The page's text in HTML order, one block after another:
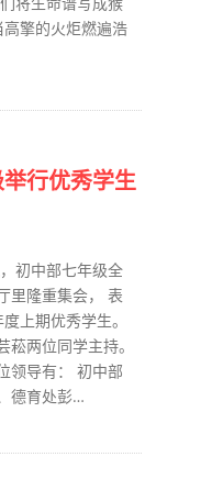
擎的火炬燃遍浩
行优秀学生
初中部七年级全
里隆重集会， 表
上期优秀学生。
菘两位同学主持。
领导有： 初中部
德育处彭…